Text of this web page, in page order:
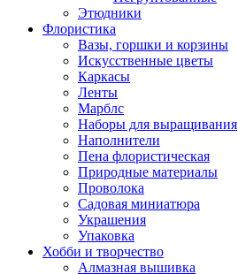
Этюдники
Флористика
Вазы, горшки и корзины
Искусственные цветы
Каркасы
Ленты
Марблс
Наборы для выращивания
Наполнители
Пена флористическая
Природные материалы
Проволока
Садовая миниатюра
Украшения
Упаковка
Хобби и творчество
Алмазная вышивка